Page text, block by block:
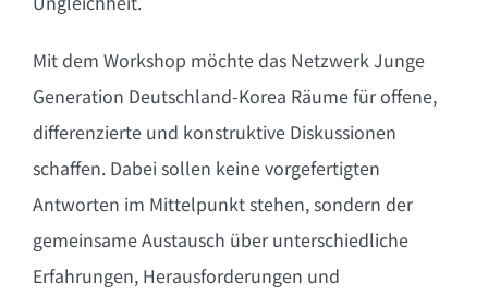
Mit dem Workshop möchte das Netzwerk Junge
Generation Deutschland-Korea Räume für offene,
differenzierte und konstruktive Diskussionen
schaffen. Dabei sollen keine vorgefertigten
Antworten im Mittelpunkt stehen, sondern der
gemeinsame Austausch über unterschiedliche
Erfahrungen, Herausforderungen und